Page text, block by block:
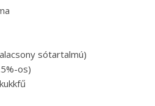
sótartalmú)
os)